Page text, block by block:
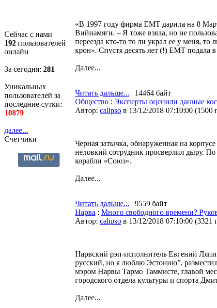
Сейчас с нами
192 пользователей
онлайн
За сегодня: 281
Уникальных
пользователей за
последние сутки:
10879
далее...
Счетчики
«В 1997 году фирма ЕМТ дарила на 8
Вийнамяги. – Я тоже взяла, но не
переезда кто-то то ли украл ее у меня,
крон». Спустя десять лет (!) EMT подала
Далее...
Читать дальше... | 14464 байт
Общество : Эксперты оценили данные
Автор: calipso в 13/12/2018 07:10:00 (1500
Черная затычка, обнаруженная на
неловкий сотрудник просверлил дыру.
корабли «Союз».
Далее...
Читать дальше... | 9559 байт
Нарва : Много свободного времени?
Автор: calipso в 13/12/2018 07:10:00 (3321
Нарвский рэп-исполнитель Евгений
русский, но я люблю Эстонию”,
мэром Нарвы Тармо Таммисте, главой
городского отдела культуры и спорта
Далее...